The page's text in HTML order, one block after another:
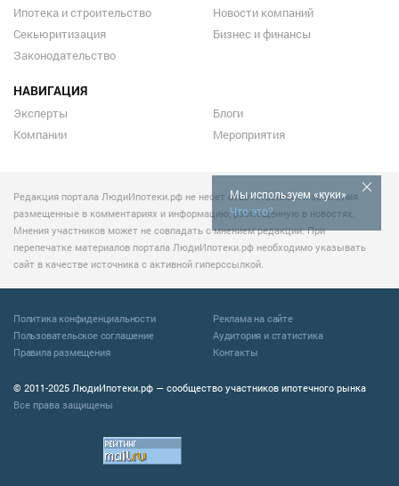
Мы используем «куки»
Что это?
Ипотека и строительство
Секьюритизация
Законодательство
Новости компаний
Бизнес и финансы
НАВИГАЦИЯ
Эксперты
Компании
Блоги
Мероприятия
Редакция портала ЛюдиИпотеки.рф не несет ответственности за мнения
размещенные в комментариях и информацию, размещенную в новостях.
Мнения участников может не совпадать с мнением редакции. При
перепечатке материалов портала ЛюдиИпотеки.рф необходимо указывать
сайт в качестве источника с активной гиперссылкой.
© 2011-2025 ЛюдиИпотеки.рф — сообщество участников ипотечного рынка
Все права защищены
Политика конфиденциальности
Пользовательское соглашение
Правила размещения
Реклама на сайте
Аудитория и статистика
Контакты